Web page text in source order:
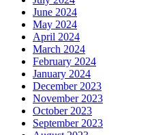
June 2024
May 2024
April 2024
March 2024
February 2024
January 2024
December 2023
November 2023
October 2023
September 2023